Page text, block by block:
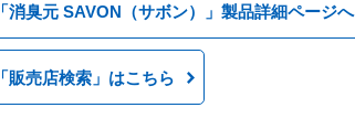
「消臭元 SAVON（サボン）」製品詳細ページへ
「販売店検索」はこちら